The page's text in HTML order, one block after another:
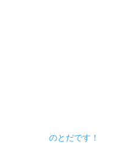
のとだです！